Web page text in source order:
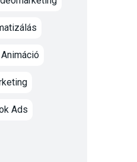
Ads